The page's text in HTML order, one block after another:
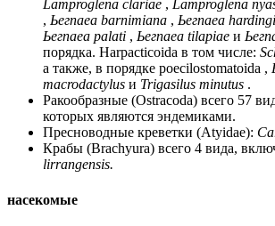
Lamproglena clariae , Lamproglena
, Ьегпаеа barnimiana , Ьегпаеа hardingi
Ьегпаеа palati , Ьегпаеа tilapiae и
порядка. Harpacticoida в том числе:
а также, в порядке poecilostomatoida ,
macrodactylus и Trigasilus minutus .
Ракообразные (Ostracoda) всего 57
которых являются эндемиками.
Пресноводные креветки (Atyidae):
Крабы (Brachyura) всего 4 вида,
lirrangensis.
насекомые